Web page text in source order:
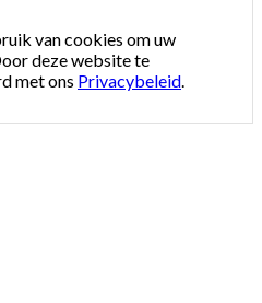
van cookies om uw
deze website te
met ons Privacybeleid